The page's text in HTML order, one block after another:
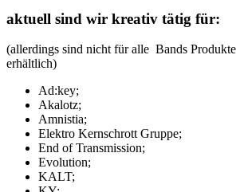
aktuell sind wir kreativ tätig für:
(allerdings sind nicht für alle Bands
erhältlich)
Ad:key;
Akalotz;
Amnistia;
Elektro Kernschrott Gruppe;
End of Transmission;
Evolution;
KALT;